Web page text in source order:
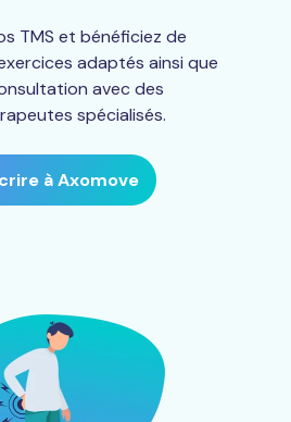
TMS et bénéficiez de
adaptés ainsi que
avec des
spécialisés.
à Axomove